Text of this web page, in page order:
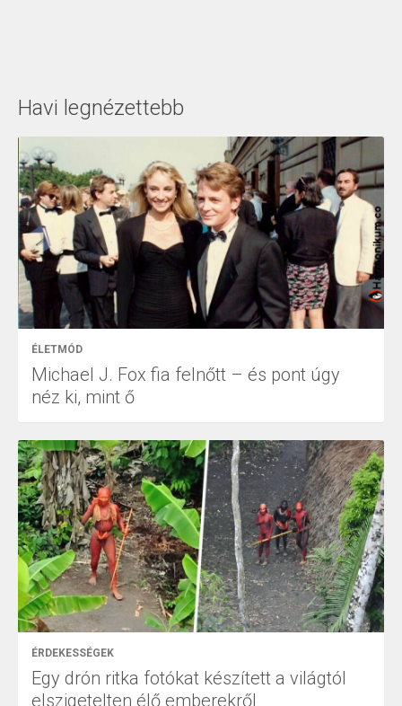
Havi legnézettebb
ÉLETMÓD
Michael J. Fox fia felnőtt – és pont úgy
néz ki, mint ő
ÉRDEKESSÉGEK
Egy drón ritka fotókat készített a világtól
elszigetelten élő emberekről